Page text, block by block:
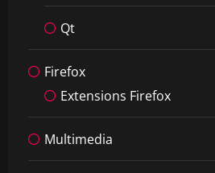
Qt
Firefox
Extensions Firefox
Multimedia